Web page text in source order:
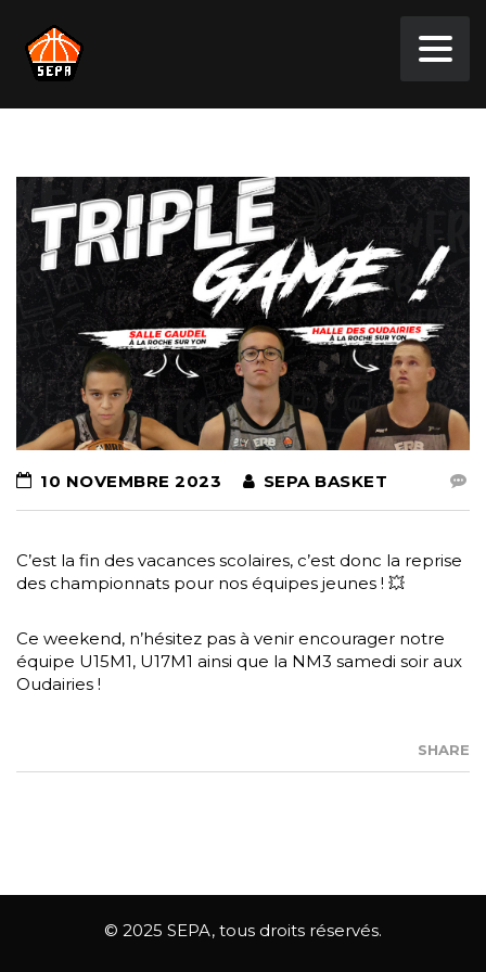
10 NOVEMBRE 2023 SEPA BASKET
C’est la fin des vacances scolaires, c’est donc la reprise
des championnats pour nos équipes jeunes ! 💥
Ce weekend, n’hésitez pas à venir encourager notre
équipe U15M1, U17M1 ainsi que la NM3 samedi soir aux
Oudairies !
SHARE
© 2025 SEPA, tous droits réservés.